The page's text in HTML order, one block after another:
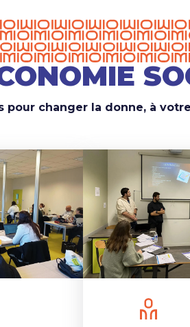
pour changer la donne, à